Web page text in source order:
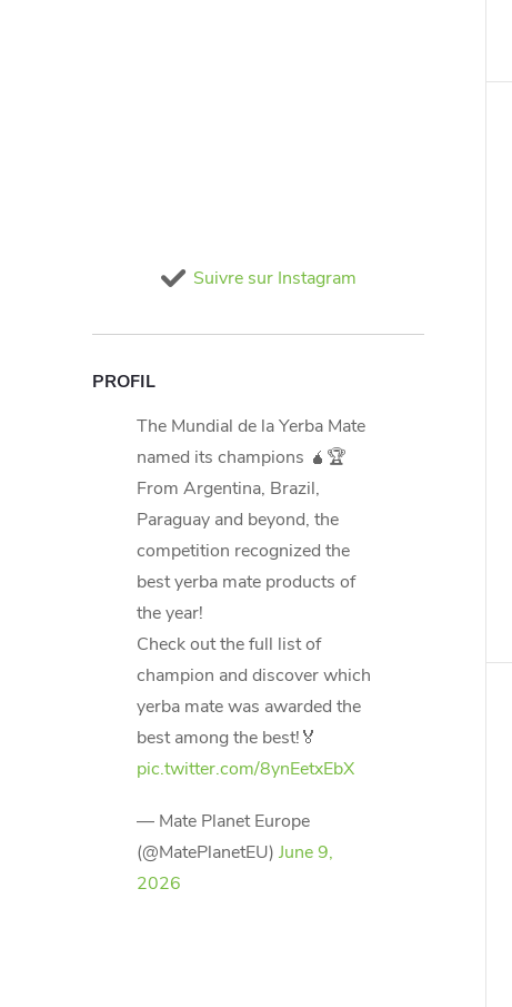
Suivre sur Instagram
PROFIL
The Mundial de la Yerba Mate
named its champions 🧉🏆
From Argentina, Brazil,
Paraguay and beyond, the
competition recognized the
best yerba mate products of
the year!
Check out the full list of
champion and discover which
yerba mate was awarded the
best among the best!🏅
pic.twitter.com/8ynEetxEbX
— Mate Planet Europe
(@MatePlanetEU) June 9,
2026